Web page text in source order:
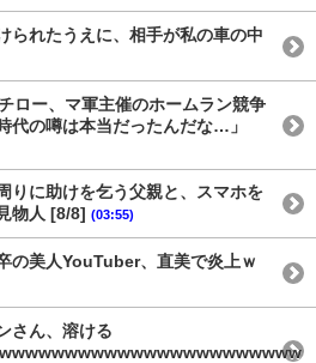
られたうえに、相手が私の車の中
ロー、マ軍主催のホームラン競争
代の噂は本当だったんだな…」
りに助けを乞う父親と、スマホを
物人 [8/8] (03:55)
の美人YouTuber、直美で炎上ｗ
さん、溶ける